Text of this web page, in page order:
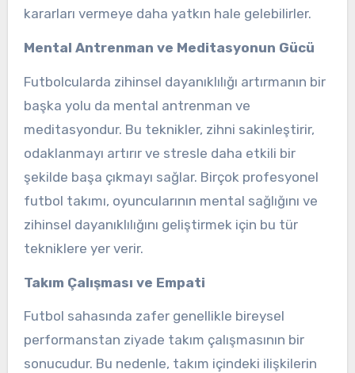
kararları vermeye daha yatkın hale gelebilirler.
Mental Antrenman ve Meditasyonun Gücü
Futbolcularda zihinsel dayanıklılığı artırmanın bir
başka yolu da mental antrenman ve
meditasyondur. Bu teknikler, zihni sakinleştirir,
odaklanmayı artırır ve stresle daha etkili bir
şekilde başa çıkmayı sağlar. Birçok profesyonel
futbol takımı, oyuncularının mental sağlığını ve
zihinsel dayanıklılığını geliştirmek için bu tür
tekniklere yer verir.
Takım Çalışması ve Empati
Futbol sahasında zafer genellikle bireysel
performanstan ziyade takım çalışmasının bir
sonucudur. Bu nedenle, takım içindeki ilişkilerin